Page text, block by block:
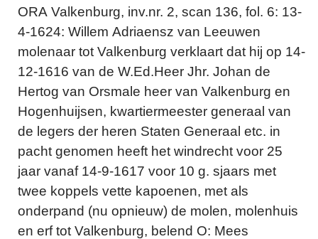
ORA Valkenburg, inv.nr. 2, scan 136, fol. 6: 13-
4-1624: Willem Adriaensz van Leeuwen
molenaar tot Valkenburg verklaart dat hij op 14-
12-1616 van de W.Ed.Heer Jhr. Johan de
Hertog van Orsmale heer van Valkenburg en
Hogenhuijsen, kwartiermeester generaal van
de legers der heren Staten Generaal etc. in
pacht genomen heeft het windrecht voor 25
jaar vanaf 14-9-1617 voor 10 g. sjaars met
twee koppels vette kapoenen, met als
onderpand (nu opnieuw) de molen, molenhuis
en erf tot Valkenburg, belend O: Mees